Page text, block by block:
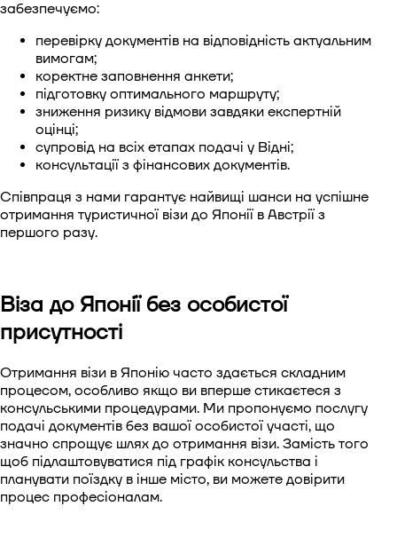
забезпечуємо:
перевірку документів на відповідність актуальним
вимогам;
коректне заповнення анкети;
підготовку оптимального маршруту;
зниження ризику відмови завдяки експертній
оцінці;
супровід на всіх етапах подачі у Відні;
консультації з фінансових документів.
Співпраця з нами гарантує найвищі шанси на успішне
отримання туристичної візи до Японії в Австрії з
першого разу.
Віза до Японії без особистої
присутності
Отримання візи в Японію часто здається складним
процесом, особливо якщо ви вперше стикаєтеся з
консульськими процедурами. Ми пропонуємо послугу
подачі документів без вашої особистої участі, що
значно спрощує шлях до отримання візи. Замість того
щоб підлаштовуватися під графік консульства і
планувати поїздку в інше місто, ви можете довірити
процес професіоналам.